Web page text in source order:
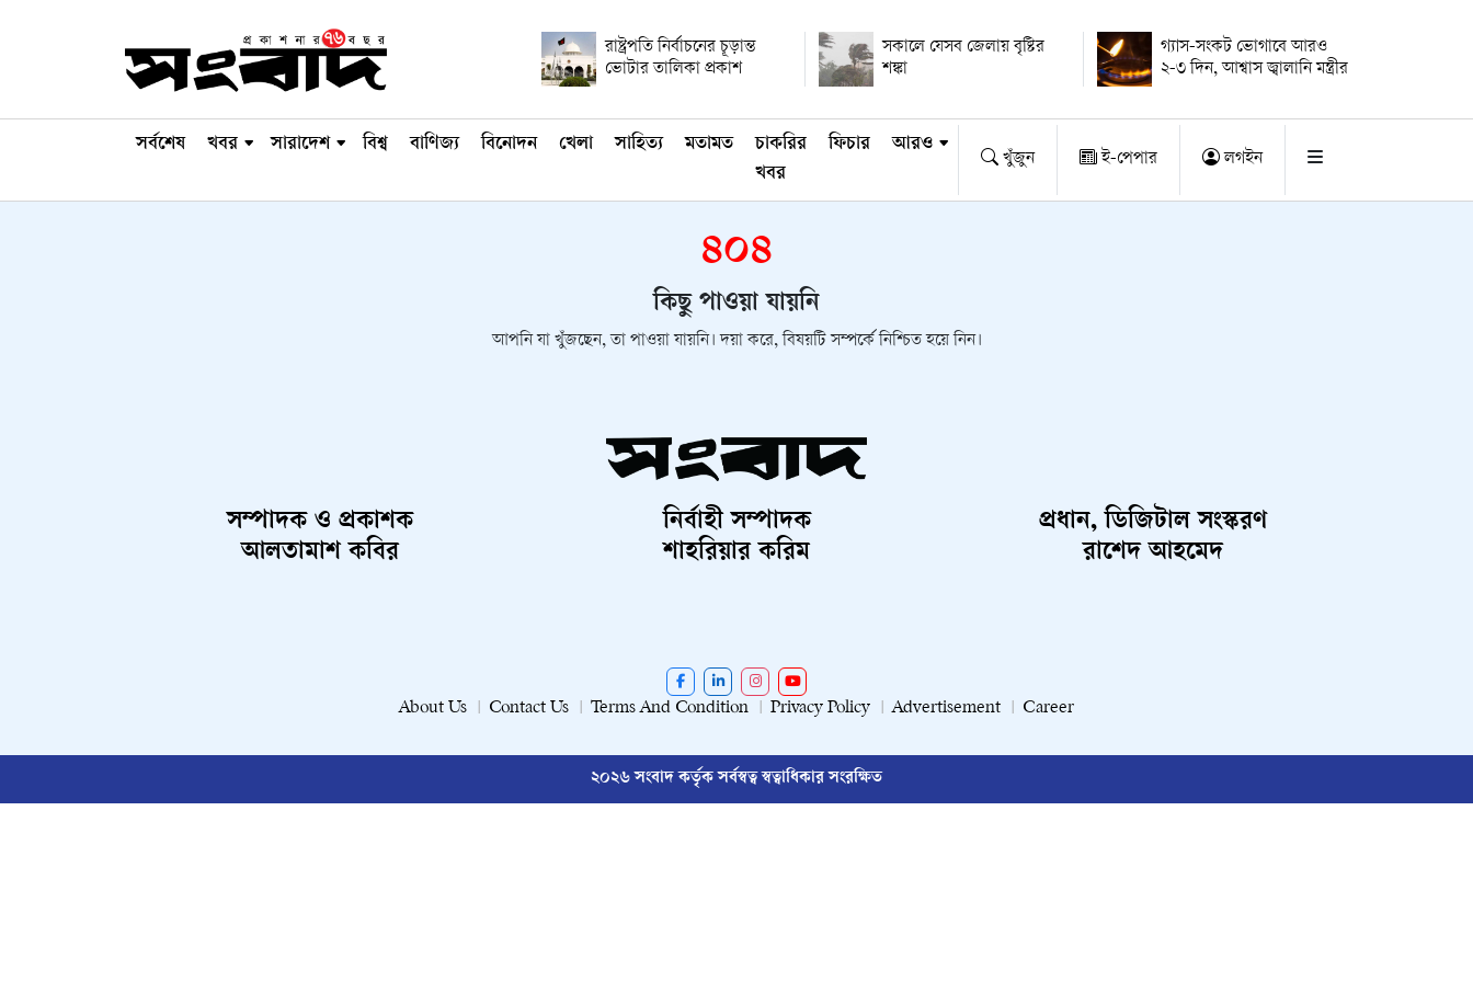
রাষ্ট্রপতি নির্বাচনের চূড়ান্ত
ভোটার তালিকা প্রকাশ
সকালে যেসব জেলায় বৃষ্টির
শঙ্কা
গ্যাস-সংকট ভোগাবে আরও
২-৩ দিন, আশ্বাস জ্বালানি মন্ত্রীর
সর্বশেষ খবর সারাদেশ বিশ্ব বাণিজ্য বিনোদন খেলা সাহিত্য মতামত
চাকরির
খবর
ফিচার আরও
খুঁজুন ই-পেপার লগইন
৪০৪
কিছু পাওয়া যায়নি
আপনি যা খুঁজছেন, তা পাওয়া যায়নি। দয়া করে, বিষয়টি সম্পর্কে নিশ্চিত হয়ে নিন।
সম্পাদক ও প্রকাশক
আলতামাশ কবির
নির্বাহী সম্পাদক
শাহরিয়ার করিম
প্রধান, ডিজিটাল সংস্করণ
রাশেদ আহমেদ
About Us Contact Us Terms And Condition Privacy Policy Advertisement Career
২০২৬ সংবাদ কর্তৃক সর্বস্বত্ব স্বত্বাধিকার সংরক্ষিত